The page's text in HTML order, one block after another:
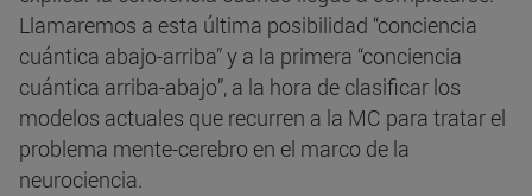
Llamaremos a esta última posibilidad “conciencia
cuántica abajo-arriba” y a la primera “conciencia
cuántica arriba-abajo”, a la hora de clasificar los
modelos actuales que recurren a la MC para tratar el
problema mente-cerebro en el marco de la
neurociencia.